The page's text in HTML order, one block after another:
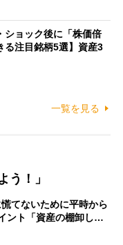
ショック後に「株価倍
る注目銘柄5選】資産3
一覧を見る
う！」
てないために平時から
ント「資産の棚卸し…